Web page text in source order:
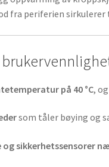
fra periferien
på 40 °C,
som tåler bøying og
sikkerhetssensorer